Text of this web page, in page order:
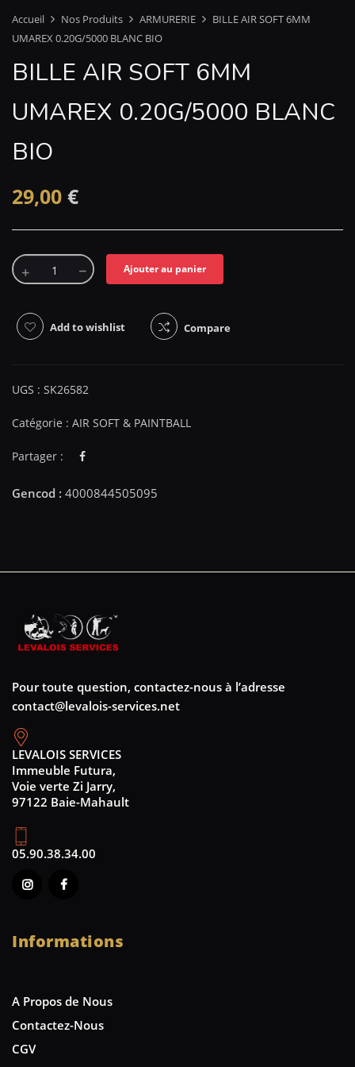
Accueil Nos Produits ARMURERIE
BILLE AIR SOFT 6MM
UMAREX 0.20G/5000 BLANC BIO
BILLE AIR SOFT 6MM
UMAREX 0.20G/5000 BLANC
BIO
29,00 €
Ajouter au panier
Add to wishlist Compare
UGS : SK26582
Catégorie : AIR SOFT & PAINTBALL
Partager :
Pour toute question, contactez-nous à l’adresse
contact@levalois-services.net
LEVALOIS SERVICES
Immeuble Futura,
Voie verte Zi Jarry,
97122 Baie-Mahault
05.90.38.34.00
Informations
A Propos de Nous
Contactez-Nous
CGV